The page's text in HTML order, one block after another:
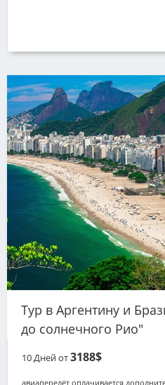
Тур в Аргентину и
до солнечного Рио"
10Дней от3188$
авиаперелёт оплачивается